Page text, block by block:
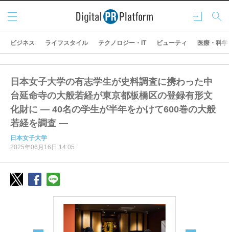
ログ
イン
検索
メニ
ュー
ビジネス ライフスタイル テクノロジー・IT ビューティ 医療・科学
日本女子大学の有志学生が史料調査に携わった中
台延命寺の大般若経が東京都板橋区の登録有形文
化財に ― 40名の学生が半年をかけて600巻の大般
若経を調査 ―
日本女子大学
2025年06月16日 14:05